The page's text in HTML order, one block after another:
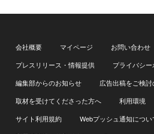
会社概要 マイページ
お問い合わせ
プレスリリース・情報提供
プライバシ
編集部からのお知らせ
広告出稿をご検
取材を受けてくださった方へ
利用環境
サイト利用規約
Webプッシュ通知につい